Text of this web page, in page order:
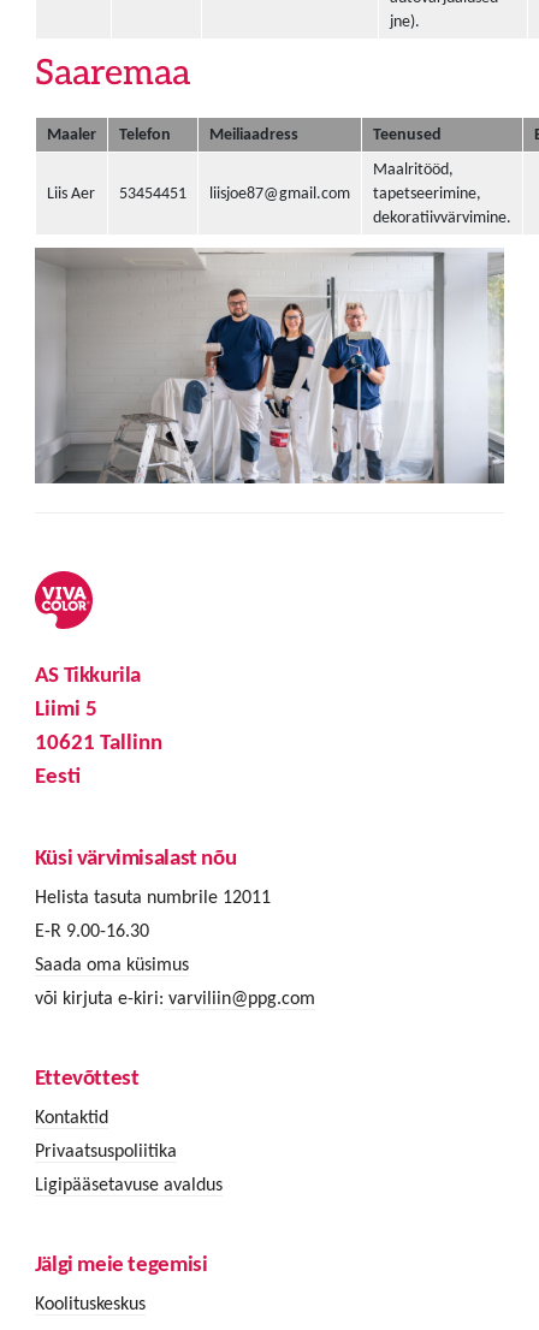
jne).
Saaremaa
Maaler Telefon Meiliaadress Teenused
Liis Aer 53454451 liisjoe87@gmail.com
Maalritööd,
tapetseerimine,
dekoratiivvärvimine.
AS Tikkurila
Liimi 5
10621 Tallinn
Eesti
Küsi värvimisalast nõu
Helista tasuta numbrile 12011
E-R 9.00-16.30
Saada oma küsimus
või kirjuta e-kiri: varviliin@ppg.com
Ettevõttest
Kontaktid
Privaatsuspoliitika
Ligipääsetavuse avaldus
Jälgi meie tegemisi
Koolituskeskus